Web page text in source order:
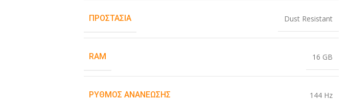
ΠΡΟΣΤΑΣΊΑ Dust Resistant
RAM 16 GB
ΡΥΘΜΌΣ ΑΝΑΝΈΩΣΗΣ 144 Hz